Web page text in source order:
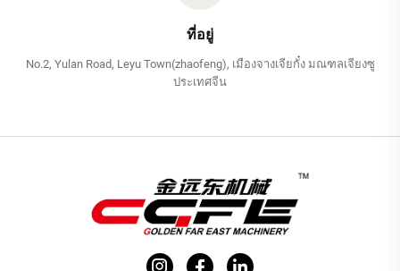
ที่อยู่
No.2, Yulan Road, Leyu Town(zhaofeng), เมืองจางเจียกั๋ง มณฑลเจียงซู
ประเทศจีน